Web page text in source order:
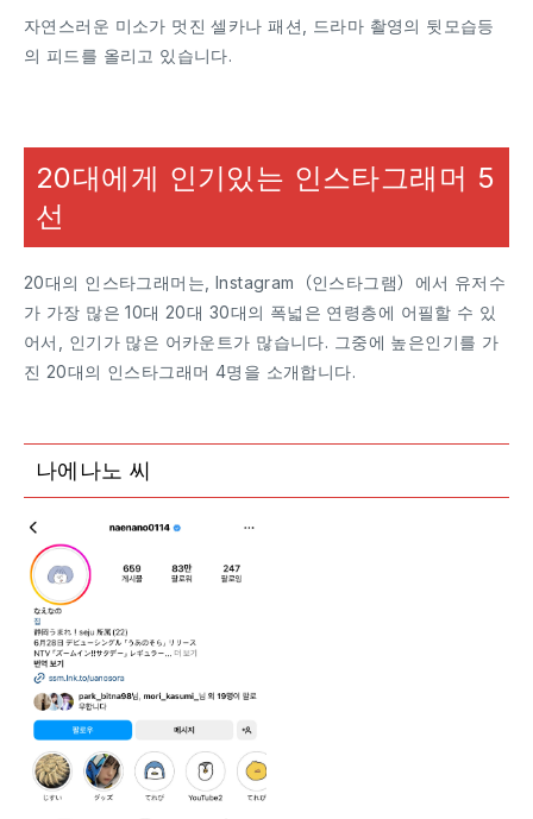
자연스러운 미소가 멋진 셀카나 패션, 드라마 촬영의 뒷모습등
의 피드를 올리고 있습니다.
20대에게 인기있는 인스타그래머 5
선
20대의 인스타그래머는, Instagram（인스타그램）에서 유저수
가 가장 많은 10대 20대 30대의 폭넓은 연령층에 어필할 수 있
어서, 인기가 많은 어카운트가 많습니다. 그중에 높은인기를 가
진 20대의 인스타그래머 4명을 소개합니다.
나에나노 씨